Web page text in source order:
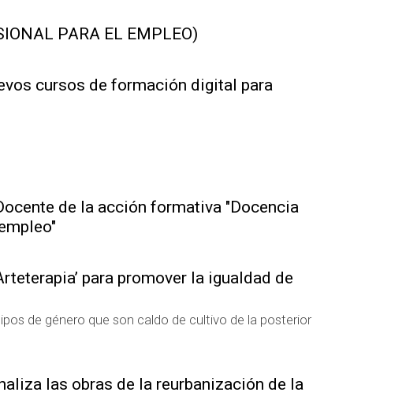
PARA EL EMPLEO)
cursos de formación digital para
de la acción formativa "Docencia
para promover la igualdad de
de género que son caldo de cultivo de la posterior
las obras de la reurbanización de la